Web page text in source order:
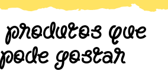
que
gostar